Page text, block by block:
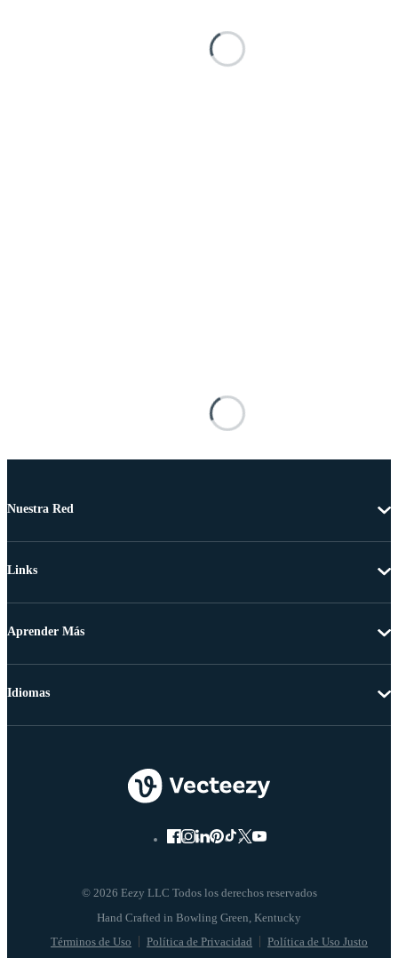
Nuestra Red
Links
Aprender Más
© 2026 Eezy LLC Todos los derechos reservados
Términos de Uso Política de Privacidad Política de Uso Justo
Idiomas